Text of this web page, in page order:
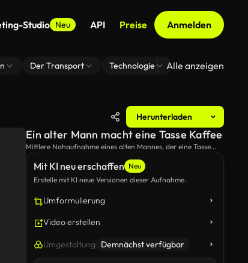
Studio Neu API Preise Anmelden
Der Transport Technologie Zoom Virtuelle
Alle anzeigen
Herunterladen
Mit KI neu erschaffen Neu
Erstelle mit KI neue Versionen dieser Aufnahme.
Umformulierung
Video erstellen
Umgestaltung Demnächst verfügbar
Ein alter Mann macht eine Tasse Kaffee
Mittlere Nahaufnahme eines alten Mannes, der eine Tasse